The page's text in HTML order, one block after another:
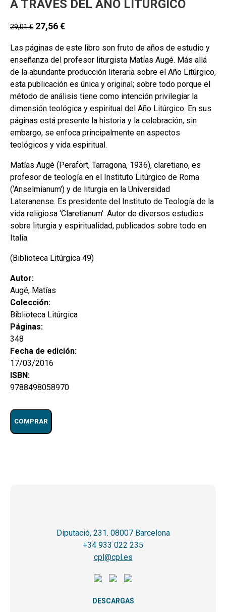
A TRAVES DEL AÑO LITÚRGICO
29,01€ 27,56€
Las páginas de este libro son fruto de años de estudio y
enseñanza del profesor liturgista Matías Augé. Más allá
de la abundante producción literaria sobre el Año Litúrgico,
esta publicación es única y original; sobre todo porque el
método de análisis tiene como intención privilegiar la
dimensión teológica y espiritual del Año Litúrgico. En sus
páginas está presente la historia y la celebración, sin
embargo, se enfoca principalmente en aspectos
teológicos y vida espiritual.
Matías Augé (Perafort, Tarragona, 1936), claretiano, es
profesor de teología en el Instituto Litúrgico de Roma
(‘Anselmianum') y de liturgia en la Universidad
Lateranense. Es presidente del Instituto de Teología de la
vida religiosa ‘Claretianum'. Autor de diversos estudios
sobre liturgia y espiritualidad, publicados sobre todo en
Italia.
(Biblioteca Litúrgica 49)
Autor:
Augé, Matías
Colección:
Biblioteca Litúrgica
Páginas:
348
Fecha de edición:
17/03/2016
ISBN:
9788498058970
COMPRAR
Diputació, 231. 08007 Barcelona
+34 933 022 235
cpl@cpl.es
DESCARGAS